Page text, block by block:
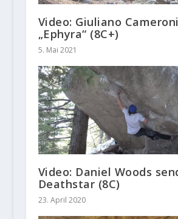
Video: Giuliano
„Ephyra“ (8C+)
5. Mai 2021
Video: Daniel Woods
Deathstar (8C)
23. April 2020